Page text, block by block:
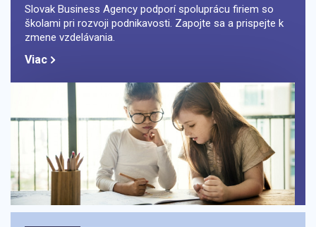
Slovak Business Agency podporí spoluprácu firiem so
školami pri rozvoji podnikavosti. Zapojte sa a prispejte k
zmene vzdelávania.
Viac